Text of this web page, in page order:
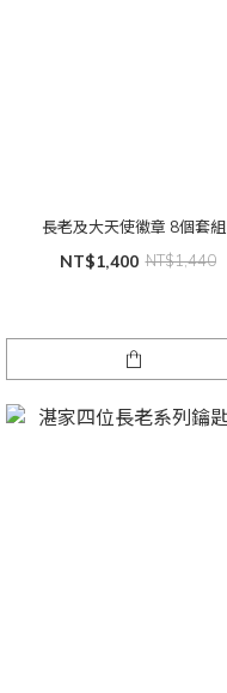
長老及大天使徽章 8個套組
NT$1,400 NT$1,440